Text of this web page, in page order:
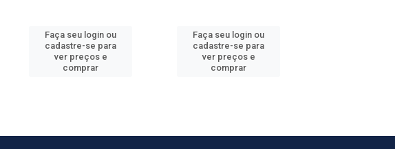
Faça seu login ou
cadastre-se para
ver preços e
comprar
Faça seu login ou
cadastre-se para
ver preços e
comprar